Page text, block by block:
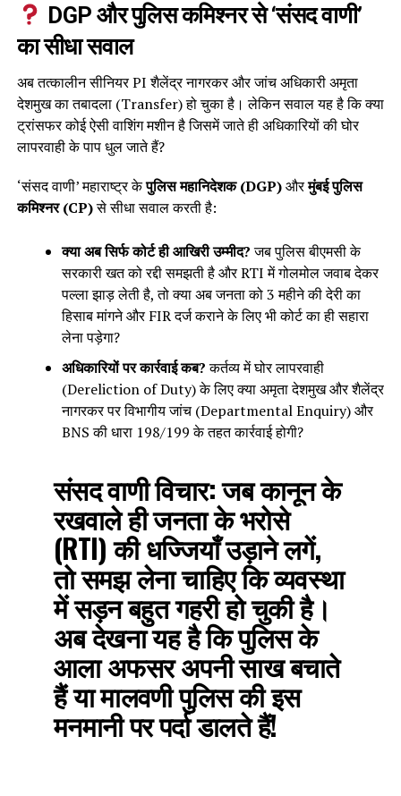
DGP और पुलिस कमिश्नर से ‘संसद वाणी’
का सीधा सवाल
अब तत्कालीन सीनियर PI शैलेंद्र नागरकर और जांच अधिकारी अमृता
देशमुख का तबादला (Transfer) हो चुका है। लेकिन सवाल यह है कि क्या
ट्रांसफर कोई ऐसी वाशिंग मशीन है जिसमें जाते ही अधिकारियों की घोर
लापरवाही के पाप धुल जाते हैं?
‘संसद वाणी’ महाराष्ट्र केपुलिस महानिदेशक (DGP)औरमुंबई पुलिस
कमिश्नर (CP)से सीधा सवाल करती है:
क्या अब सिर्फ कोर्ट ही आखिरी उम्मीद?जब पुलिस बीएमसी के
सरकारी खत को रद्दी समझती है और RTI में गोलमोल जवाब देकर
पल्ला झाड़ लेती है, तो क्या अब जनता को 3 महीने की देरी का
हिसाब मांगने और FIR दर्ज कराने के लिए भी कोर्ट का ही सहारा
लेना पड़ेगा?
अधिकारियों पर कार्रवाई कब?कर्तव्य में घोर लापरवाही
(Dereliction of Duty) के लिए क्या अमृता देशमुख और शैलेंद्र
नागरकर पर विभागीय जांच (Departmental Enquiry) और
BNS की धारा 198/199 के तहत कार्रवाई होगी?
संसद वाणी विचार:जब कानून के
रखवाले ही जनता के भरोसे
(RTI) की धज्जियाँ उड़ाने लगें,
तो समझ लेना चाहिए कि व्यवस्था
में सड़न बहुत गहरी हो चुकी है।
अब देखना यह है कि पुलिस के
आला अफसर अपनी साख बचाते
हैं या मालवणी पुलिस की इस
मनमानी पर पर्दा डालते हैं!